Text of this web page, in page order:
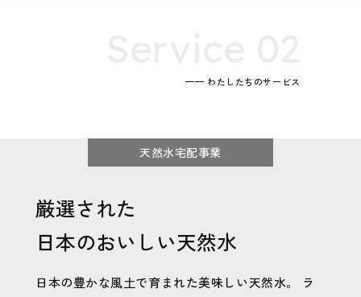
—— わたしたちのサービス
天然水宅配事業
厳選された
日本のおいしい天然水
日本の豊かな風土で育まれた美味しい天然水。 ラ